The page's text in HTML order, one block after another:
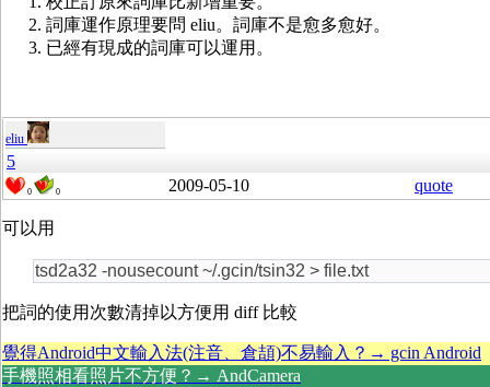
詞庫運作原理要問 eliu。詞庫不是愈多愈好。
已經有現成的詞庫可以運用。
eliu
5
0 0 2009-05-10 quote
可以用
tsd2a32 -nousecount ~/.gcin/tsin32 > file.txt
把詞的使用次數清掉以方便用 diff 比較
覺得Android中文輸入法(注音、倉頡)不易輸入？→ gcin Android
手機照相看照片不方便？→ AndCamera